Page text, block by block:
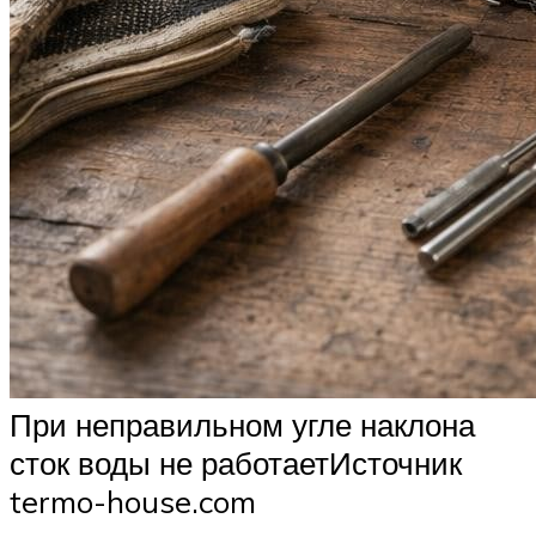
При неправильном угле наклона
сток воды не работаетИсточник
termo-house.com